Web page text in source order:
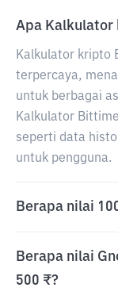
Apa
Kalkulator kripto
terpercaya,
untuk berbagai
Kalkulator
seperti data
untuk pengguna.
Berapa nilai
Berapa nilai
500 ₹?